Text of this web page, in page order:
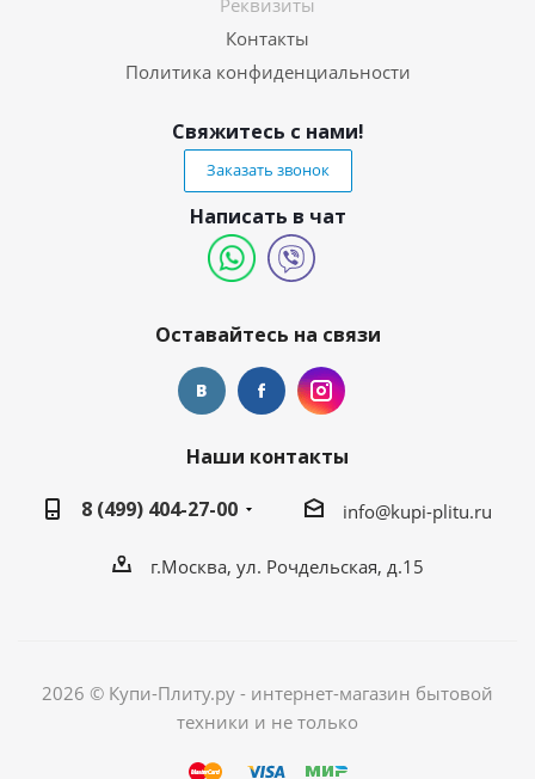
Контакты
Политика конфиденциальности
Свяжитесь с нами!
Заказать звонок
Написать в чат
Оставайтесь на связи
Наши контакты
8 (499) 404-27-00
info@kupi-plitu.ru
г.Москва, ул. Рочдельская, д.15
2026 © Купи-Плиту.ру - интернет-магазин бытовой
техники и не только